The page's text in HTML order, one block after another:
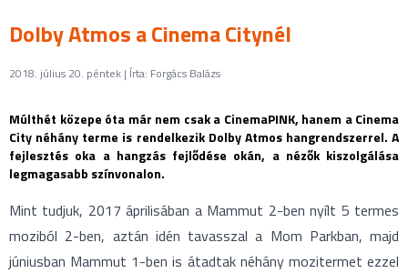
Dolby Atmos a Cinema Citynél
2018. július 20. péntek | Írta: Forgács Balázs
Múlthét közepe óta már nem csak a CinemaPINK, hanem a Cinema
City néhány terme is rendelkezik Dolby Atmos hangrendszerrel. A
fejlesztés oka a hangzás fejlődése okán, a nézők kiszolgálása
legmagasabb színvonalon.
Mint tudjuk, 2017 áprilisában a Mammut 2-ben nyílt 5 termes
moziból 2-ben, aztán idén tavasszal a Mom Parkban, majd
júniusban Mammut 1-ben is átadtak néhány mozitermet ezzel